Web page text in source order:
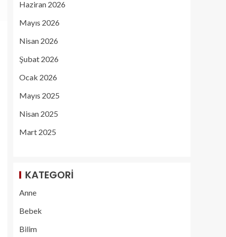
Haziran 2026
Mayıs 2026
Nisan 2026
Şubat 2026
Ocak 2026
Mayıs 2025
Nisan 2025
Mart 2025
KATEGORI
Anne
Bebek
Bilim